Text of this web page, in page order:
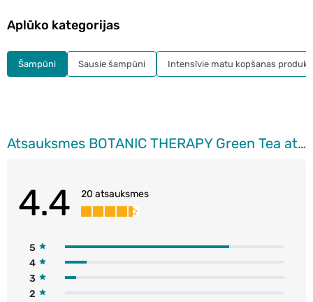
Atsauksmes BOTANIC THERAPY Green Tea attīrošs šampūns, 400ml
4.4 20 atsauksmes
5
4
3
2
Aplūko kategorijas
Šampūni Sausie šampūni Intensīvie matu kopšanas produkti